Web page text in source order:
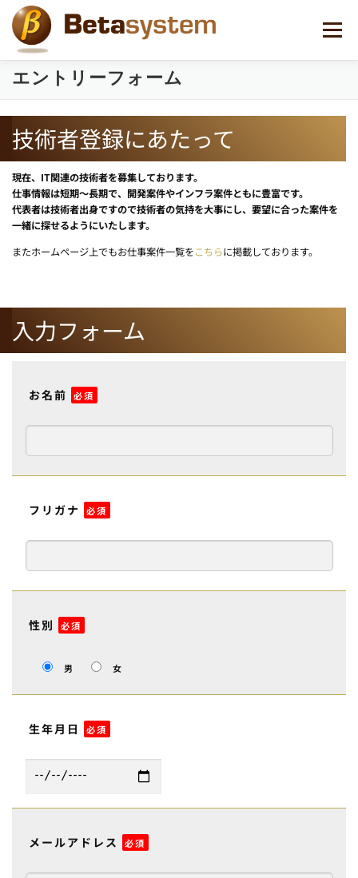
キ
メニュー
エントリーフォーム
技術者登録にあたって
現在、IT関連の技術者を募集しております。
仕事情報は短期～長期で、開発案件やインフラ案件ともに豊富です。
代表者は技術者出身ですので技術者の気持を大事にし、要望に合った案件を
一緒に探せるようにいたします。
またホームページ上でもお仕事案件一覧をこちらに掲載しております。
入力フォーム
お名前 必須
フリガナ 必須
性別 必須
男 女
生年月日 必須
メールアドレス 必須